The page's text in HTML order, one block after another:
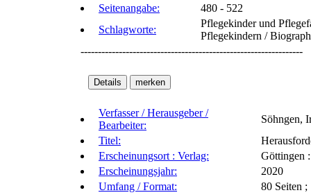
Seitenangabe:
480 - 522
Schlagworte:
Pflegekinder und
Pflegekindern /
----------------------------------------------------------------
Verfasser / Herausgeber /
Bearbeiter:
Söhngen,
Titel:
Erscheinungsort : Verlag:
Göttingen
Erscheinungsjahr:
2020
Umfang / Format:
80 Seiten